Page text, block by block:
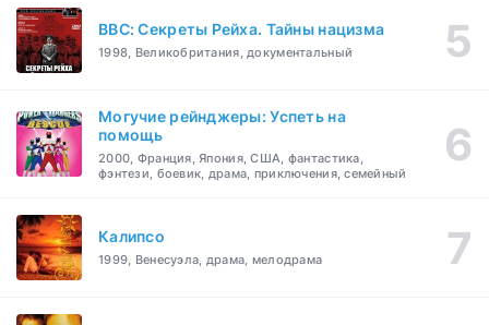
BBC: Секреты Рейха. Тайны нацизма
1998, Великобритания, документальный
Могучие рейнджеры: Успеть на
помощь
2000, Франция, Япония, США, фантастика,
фэнтези, боевик, драма, приключения, семейный
Калипсо
1999, Венесуэла, драма, мелодрама